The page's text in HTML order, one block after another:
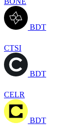
BDT
CTSI
BDT
CELR
BDT